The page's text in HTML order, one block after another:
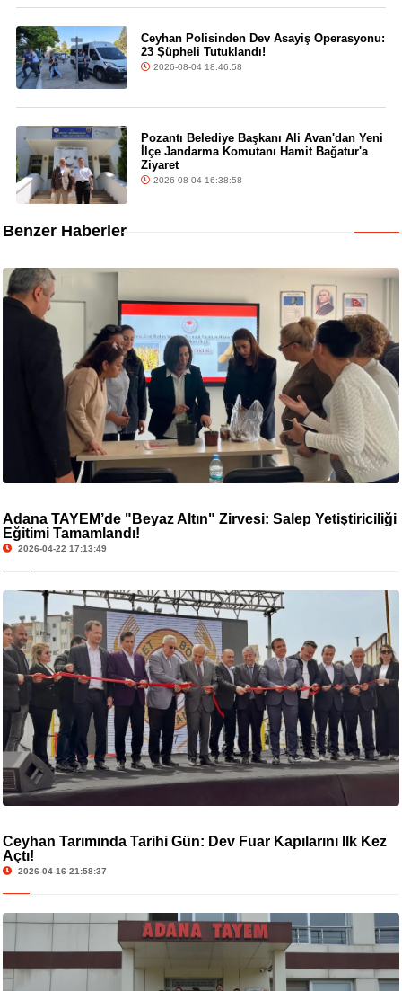
Ceyhan Polisinden Dev Asayiş Operasyonu:
23 Şüpheli Tutuklandı!
2026-08-04 18:46:58
Pozantı Belediye Başkanı Ali Avan'dan Yeni
İlçe Jandarma Komutanı Hamit Bağatur'a
Ziyaret
2026-08-04 16:38:58
Benzer Haberler
Adana TAYEM’de "Beyaz Altın" Zirvesi: Salep Yetiştiriciliği
Eğitimi Tamamlandı!
2026-04-22 17:13:49
Ceyhan Tarımında Tarihi Gün: Dev Fuar Kapılarını İlk Kez
Açtı!
2026-04-16 21:58:37